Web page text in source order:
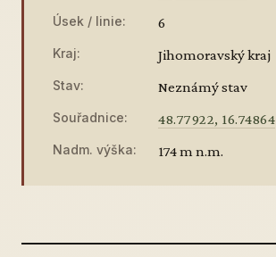
Úsek / linie: 6
Kraj: Jihomoravský kraj
Stav: Neznámý stav
Souřadnice: 48.77922, 16.74864
Nadm. výška: 174 m n.m.